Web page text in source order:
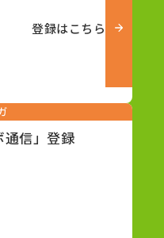
登録はこちら
通信」登録